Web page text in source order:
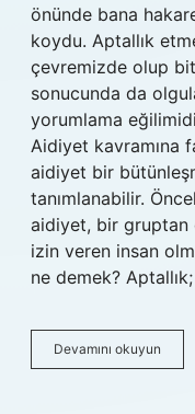
önünde bana
koydu. Aptallık
çevremizde olup
sonucunda da
yorumlama
Aidiyet kavramına
aidiyet bir
tanımlanabilir.
aidiyet, bir gruptan
izin veren insan
ne demek?
Devamını okuyun
Olmak